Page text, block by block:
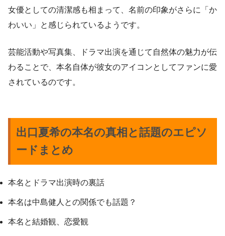
女優としての清潔感も相まって、名前の印象がさらに「か
わいい」と感じられているようです。
芸能活動や写真集、ドラマ出演を通じて自然体の魅力が伝
わることで、本名自体が彼女のアイコンとしてファンに愛
されているのです。
出口夏希の本名の真相と話題のエピソ
ードまとめ
本名とドラマ出演時の裏話
本名は中島健人との関係でも話題？
本名と結婚観、恋愛観